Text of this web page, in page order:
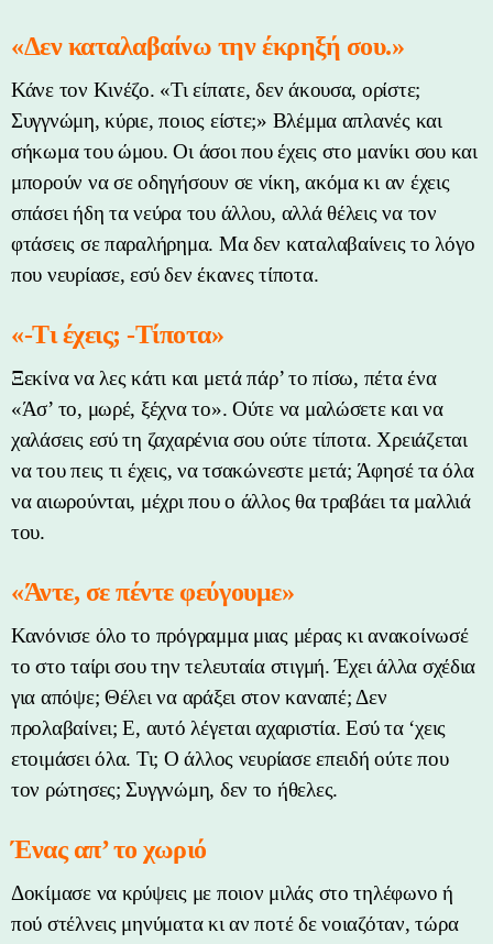
«Δεν καταλαβαίνω την έκρηξή σου.»
Κάνε τον Κινέζο. «Τι είπατε, δεν άκουσα, ορίστε;
Συγγνώμη, κύριε, ποιος είστε;» Βλέμμα απλανές και
σήκωμα του ώμου. Οι άσοι που έχεις στο μανίκι σου και
μπορούν να σε οδηγήσουν σε νίκη, ακόμα κι αν έχεις
σπάσει ήδη τα νεύρα του άλλου, αλλά θέλεις να τον
φτάσεις σε παραλήρημα. Μα δεν καταλαβαίνεις το λόγο
που νευρίασε, εσύ δεν έκανες τίποτα.
«-Τι έχεις; -Τίποτα»
Ξεκίνα να λες κάτι και μετά πάρ’ το πίσω, πέτα ένα
«Άσ’ το, μωρέ, ξέχνα το». Ούτε να μαλώσετε και να
χαλάσεις εσύ τη ζαχαρένια σου ούτε τίποτα. Χρειάζεται
να του πεις τι έχεις, να τσακώνεστε μετά; Άφησέ τα όλα
να αιωρούνται, μέχρι που ο άλλος θα τραβάει τα μαλλιά
του.
«Άντε, σε πέντε φεύγουμε»
Κανόνισε όλο το πρόγραμμα μιας μέρας κι ανακοίνωσέ
το στο ταίρι σου την τελευταία στιγμή. Έχει άλλα σχέδια
για απόψε; Θέλει να αράξει στον καναπέ; Δεν
προλαβαίνει; Ε, αυτό λέγεται αχαριστία. Εσύ τα ‘χεις
ετοιμάσει όλα. Τι; Ο άλλος νευρίασε επειδή ούτε που
τον ρώτησες; Συγγνώμη, δεν το ήθελες.
Ένας απ’ το χωριό
Δοκίμασε να κρύψεις με ποιον μιλάς στο τηλέφωνο ή
πού στέλνεις μηνύματα κι αν ποτέ δε νοιαζόταν, τώρα